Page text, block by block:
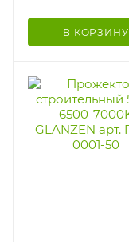
В КОРЗИНУ